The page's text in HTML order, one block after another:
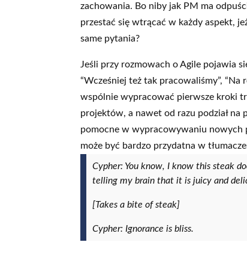
zachowania. Bo niby jak PM ma
przestać się wtrącać w każdy aspekt,
same pytania?
Jeśli przy rozmowach o Agile pojawia
“Wcześniej też tak pracowaliśmy”, “Na
wspólnie wypracować pierwsze kroki
projektów, a nawet od razu podział na
pomocne w wypracowywaniu nowych
może być bardzo przydatna w
Cypher: You know, I know this steak
telling my brain that it is juicy and
[Takes a bite of steak]
Cypher: Ignorance is bliss.